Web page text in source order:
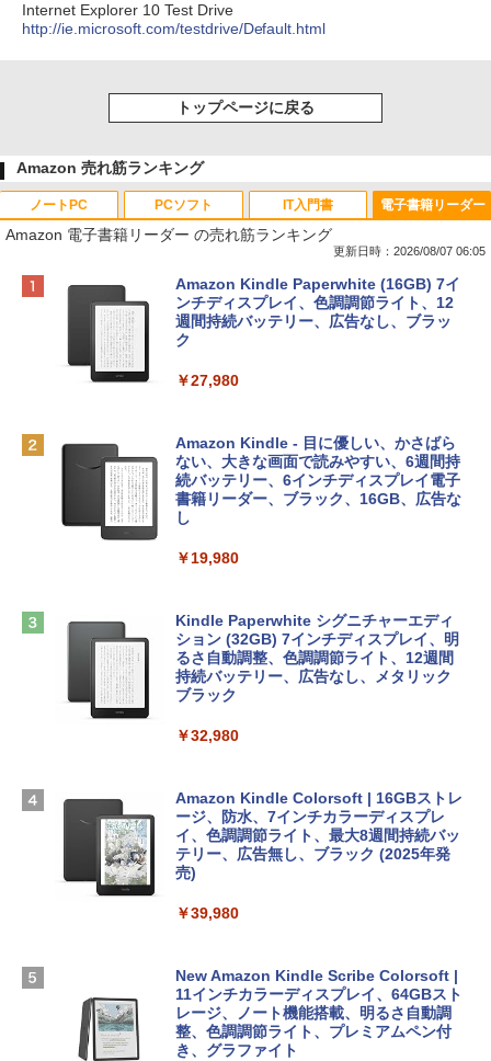
Internet Explorer 10 Test Drive
http://ie.microsoft.com/testdrive/Default.html
トップページに戻る
Amazon 売れ筋ランキング
ノートPC
Apple 2026 MacBook Neo A18 Proチッ
プ搭載13インチノートブック：AIとAppl
e Intelligence、Liquid Retinaディスプ
レイ、8GBメモリ、512GB SSD、1080p
ィゴ + 3年延長 AppleCare+ for 13インチ
￥162,598
tomtoc 360°保護 15.6 16インチ パソコ
ンケース Dell NEC Lavie ASUS HP dyna
Apple 2026 MacBook Air M5チップ搭載
13インチノートブック：AIとApple Intell
igence、13.6インチLiquid Retinaディ
スプレイ、24GBユニファイドメモリ、1
ラ、Touch ID - ミッドナイト + 3年延長
￥347,600
【Amazon.co.jp限定】 HP ノートパソコ
SSD インテル Core 5
FMV ノートパソコン WE1-K3 (MS 365 P
ersonal/Copilotキー搭載/Win 11/15.6型/
Core i5/16GB/SSD 512GB/ホワイト) FM
PCソフト
Robloxギフトカード - 800 Robux 【限
定バーチャルアイテムを含む】 【オンラ
インゲームコード】 ロブロックス | オン
ラインコード版
￥1,300
Microsoft Office Home & Business 202
4(最新 永続版)|オンラインコード版|Wind
ows11、10/mac対応|PC2台
￥39,582
インゲームコード】 ロブロックス | オン
ラインコード版
￥3,200
Robloxギフトカード - 1000 Robux 【限
ラインコード版
￥1,600
ト): Java & Bedrock Edition | オンライ
￥3,600
IT入門書
生成AIパスポート公式テキスト 第４版
￥1,766
出す プロンプトの言葉 AI画像生成シリー
ズ (はぴーイラストLabo)
￥480
ClaudeCode いちばんやさしい 教科書:
にもKindle出版にも！ 非エンジニアのた
めのAIコーディング入門シリーズ
￥99
1冊ですべて身につくHTML & CSSとWe
￥2,326
FM TOWNS ハイパー・カタログ: 本体ハ
ェクトリストと最新エミュレータ紹介
電子書籍リーダー
Amazon 電子書籍リーダー の売れ筋ランキング
更新日時：2026/08/07 06:05
Amazon Kindle Paperwhite (16GB) 7イ
ンチディスプレイ、色調調節ライト、12
週間持続バッテリー、広告なし、ブラッ
ク
￥27,980
Amazon Kindle - 目に優しい、かさばら
ない、大きな画面で読みやすい、6週間持
続バッテリー、6インチディスプレイ電子
書籍リーダー、ブラック、16GB、広告な
し
￥19,980
Kindle Paperwhite シグニチャーエディ
ション (32GB) 7インチディスプレイ、明
るさ自動調整、色調調節ライト、12週間
持続バッテリー、広告なし、メタリック
ブラック
￥32,980
Amazon Kindle Colorsoft | 16GBストレ
ージ、防水、7インチカラーディスプレ
イ、色調調節ライト、最大8週間持続バッ
テリー、広告無し、ブラック (2025年発
売)
￥39,980
New Amazon Kindle Scribe Colorsoft |
11インチカラーディスプレイ、64GBスト
レージ、ノート機能搭載、明るさ自動調
整、色調調節ライト、プレミアムペン付
き、グラファイト